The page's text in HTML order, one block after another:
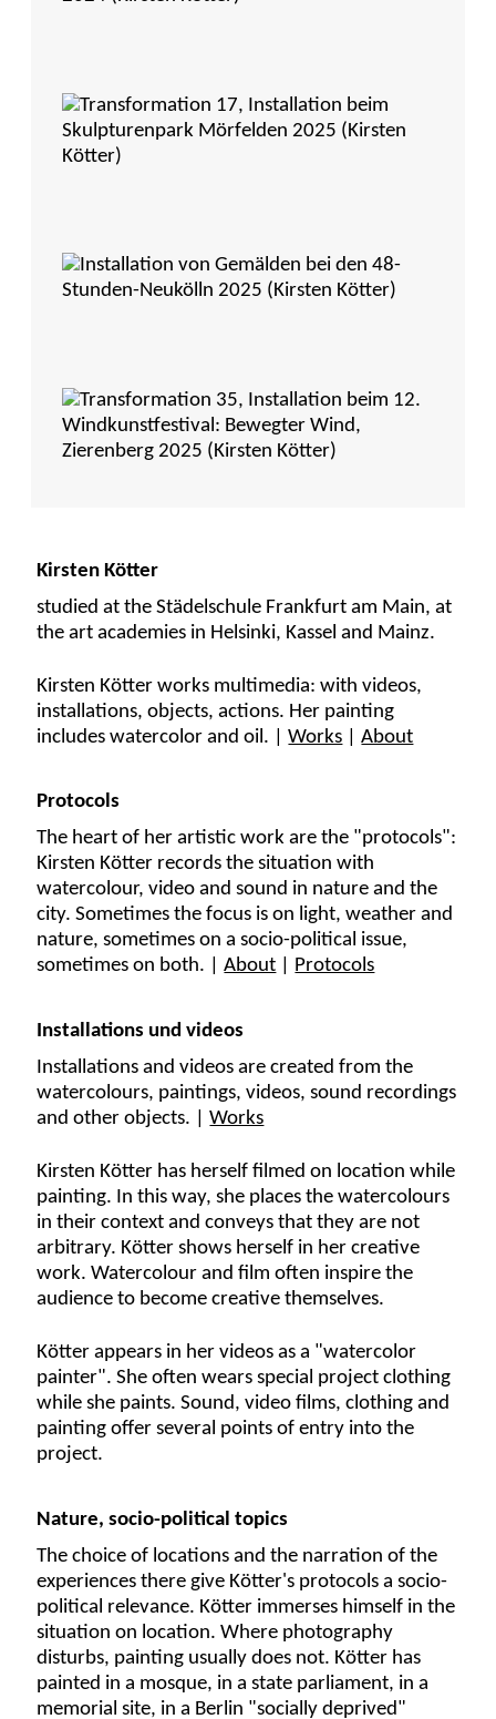
Kirsten Kötter
studied at the Städelschule Frankfurt am Main, at
the art academies in Helsinki, Kassel and Mainz.
Kirsten Kötter works multimedia: with videos,
installations, objects, actions. Her painting
includes watercolor and oil. |Works |About
Protocols
The heart of her artistic work are the "protocols":
Kirsten Kötter records the situation with
watercolour, video and sound in nature and the
city. Sometimes the focus is on light, weather and
nature, sometimes on a socio-political issue,
sometimes on both. |About Protocols
Installations und videos
Installations and videos are created from the
watercolours, paintings, videos, sound recordings
and other objects. |Works
Kirsten Kötter has herself filmed on location while
painting. In this way, she places the watercolours
in their context and conveys that they are not
arbitrary. Kötter shows herself in her creative
work. Watercolour and film often inspire the
audience to become creative themselves.
Kötter appears in her videos as a "watercolor
painter". She often wears special project clothing
while she paints. Sound, video films, clothing and
painting offer several points of entry into the
project.
Nature, socio-political topics
The choice of locations and the narration of the
experiences there give Kötter's protocols a socio-
political relevance. Kötter immerses himself in the
situation on location. Where photography
disturbs, painting usually does not. Kötter has
painted in a mosque, in a state parliament, in a
memorial site, in a Berlin "socially deprived"